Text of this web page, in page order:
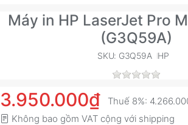
Máy in HP LaserJet Pro
(G3Q59A)
SKU: G3Q59A HP
3.950.000₫ Thuế 8%:
Không bao gồm VAT cộng với shipping